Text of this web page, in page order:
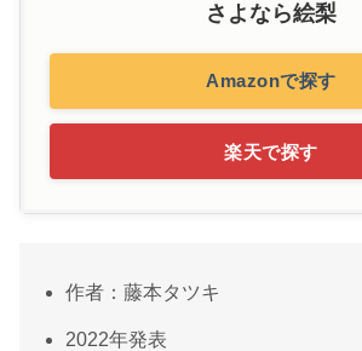
さよなら絵梨
Amazonで探す
楽天で探す
作者：藤本タツキ
2022年発表